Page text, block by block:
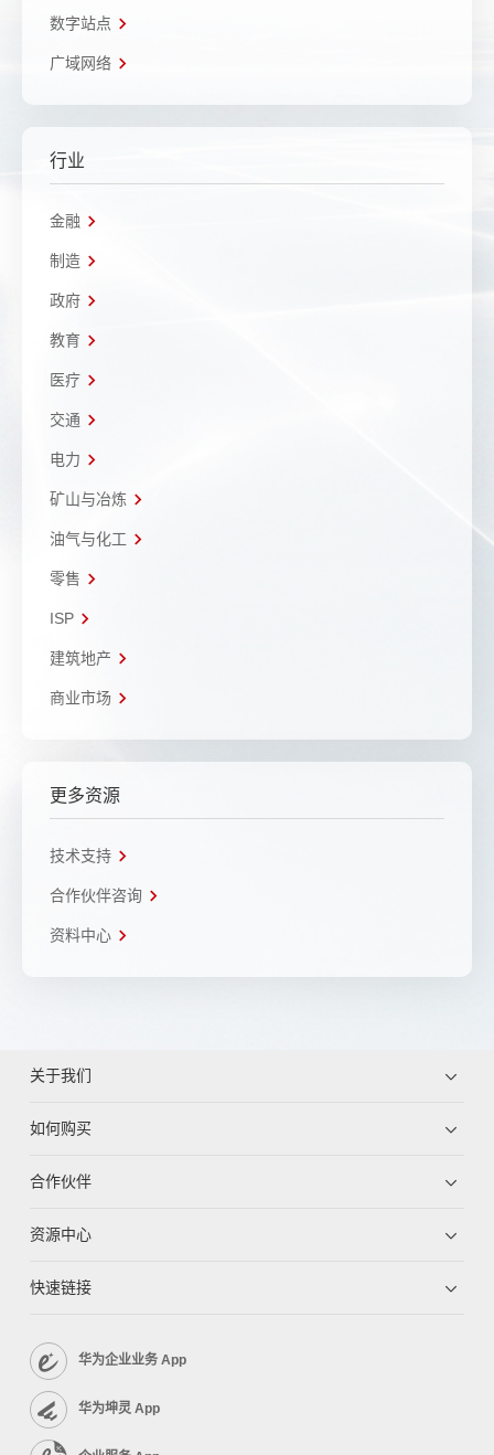
数字站点
广域网络
行业
金融
制造
政府
教育
医疗
交通
电力
矿山与冶炼
油气与化工
零售
ISP
建筑地产
商业市场
更多资源
技术支持
合作伙伴咨询
资料中心
关于我们
如何购买
合作伙伴
资源中心
快速链接
华为企业业务 App
华为坤灵 App